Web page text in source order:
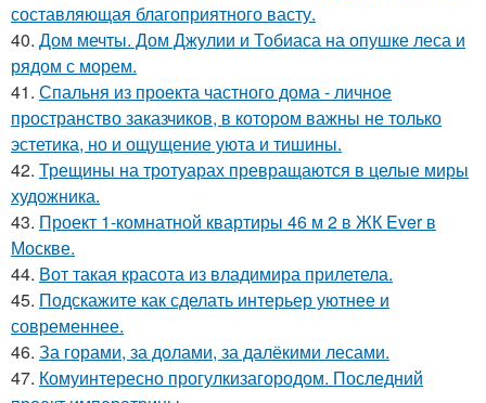
составляющая благоприятного васту.
40. Дом мечты. Дом Джулии и Тобиаса на опушке леса и
рядом с морем.
41. Спальня из проекта частного дома - личное
пространство заказчиков, в котором важны не только
эстетика, но и ощущение уюта и тишины.
42. Трещины на тротуарах превращаются в целые миры
художника.
43. Проект 1-комнатной квартиры 46 м 2 в ЖК Ever в
Москве.
44. Вот такая красота из владимира прилетела.
45. Подскажите как сделать интерьер уютнее и
современнее.
46. За горами, за долами, за далёкими лесами.
47. Комуинтересно прогулкизагородом. Последний